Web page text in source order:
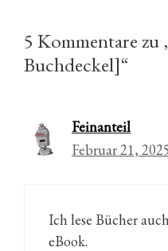
5 Kommentare zu
Buchdeckel]“
Feinanteil
Februar 21,
Ich lese Bücher
eBook.